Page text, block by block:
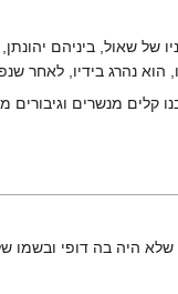
שאול, ביניהם יהונתן,
נהרג בידיו, לאחר
קלים מנשרים
היה בה דופי ובשמו